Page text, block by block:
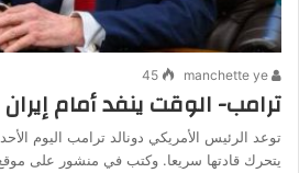
45
ترامب- الوقت ينفد أمام إيران
توعد الرئيس ‌الأمريكي دونالد ترامب ​اليوم
يتحرك قادتها سريعا. وكتب ​في ​منشور على